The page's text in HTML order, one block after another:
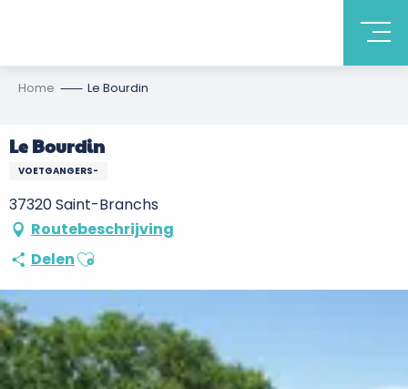
Home Le Bourdin
Le Bourdin
VOETGANGERS-
37320 Saint-Branchs
Routebeschrijving
DelenAjouter aux favoris